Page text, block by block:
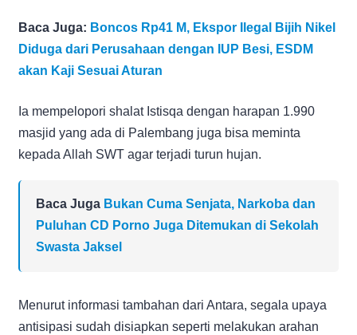
Baca Juga: Boncos Rp41 M, Ekspor Ilegal Bijih Nikel
Diduga dari Perusahaan dengan IUP Besi, ESDM
akan Kaji Sesuai Aturan
Ia mempelopori shalat Istisqa dengan harapan 1.990
masjid yang ada di Palembang juga bisa meminta
kepada Allah SWT agar terjadi turun hujan.
Baca Juga Bukan Cuma Senjata, Narkoba dan
Puluhan CD Porno Juga Ditemukan di Sekolah
Swasta Jaksel
Menurut informasi tambahan dari Antara, segala upaya
antisipasi sudah disiapkan seperti melakukan arahan